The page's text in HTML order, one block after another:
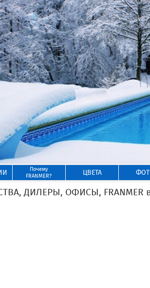
Почему
FRANMER?
ЦВЕТА
ДИЛЕРЫ, ОФИСЫ, FRANMER